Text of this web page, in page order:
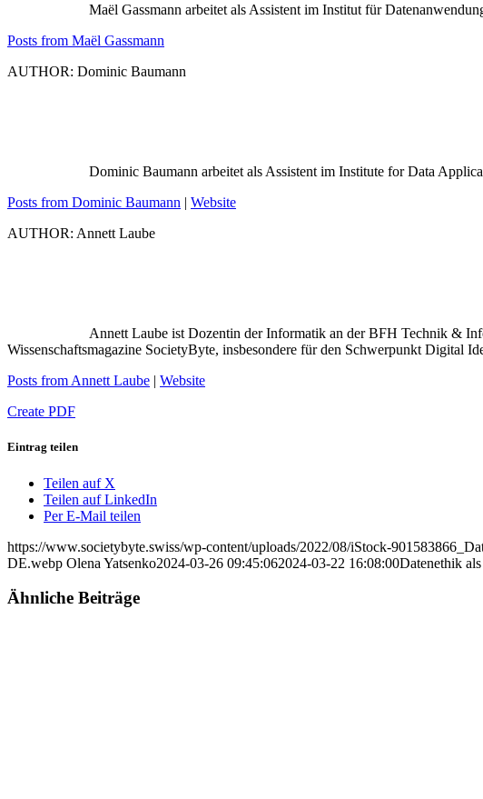
Maël Gassmann arbeitet als Assistent im Institut für
Posts from Maël Gassmann
AUTHOR: Dominic Baumann
Dominic Baumann arbeitet als Assistent im Institute for Data
Posts from Dominic Baumann | Website
AUTHOR: Annett Laube
Annett Laube ist Dozentin der Informatik an der BFH Technik &
Wissenschaftsmagazine SocietyByte, insbesondere für den Schwerpunkt Digital
Posts from Annett Laube | Website
Create PDF
Eintrag teilen
Teilen auf X
Teilen auf LinkedIn
Per E-Mail teilen
https://www.societybyte.swiss/wp-content/uploads/2022/08/iStock-
DE.webp Olena Yatsenko2024-03-26 09:45:062024-03-22 16:08:00Datenethik
Ähnliche Beiträge